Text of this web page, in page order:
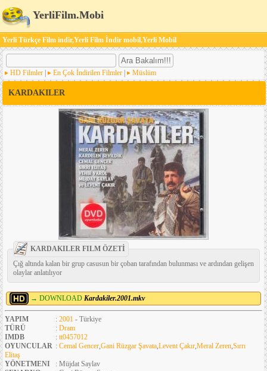
YerliFilm.Mobi
Yerli Türkçe Film indir,Yerli Film İndir mobil,Yerli Mobil
HD Filmler En Çok İndirilen Filmler Müslüm
KARDAKILER
KARDAKILER FILM ÖZETİ
Çığ altında kalan bir grup casusun bir çoban tarafından bulunması ve ardından gelişen
olaylar anlatılıyor
→ DOWNLOAD Kardakiler.2001.mkv
YAPIM : 2001 - Türkiye
TÜRÜ
: Dram
IMDB
: tt0457012
OYUNCULAR : Cemal Gencer Gani Rüzgar Şavata Levent Çakır Meral Zeren Sırrı
Elitaş
YÖNETMENI
: Müjdat Saylav